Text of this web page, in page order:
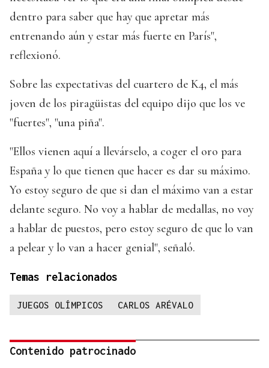
dentro para saber que hay que apretar más
entrenando aún y estar más fuerte en París",
reflexionó.
Sobre las expectativas del cuartero de K4, el más
joven de los piragüistas del equipo dijo que los ve
"fuertes", "una piña".
"Ellos vienen aquí a llevárselo, a coger el oro para
España y lo que tienen que hacer es dar su máximo.
Yo estoy seguro de que si dan el máximo van a estar
delante seguro. No voy a hablar de medallas, no voy
a hablar de puestos, pero estoy seguro de que lo van
a pelear y lo van a hacer genial", señaló.
Temas relacionados
JUEGOS OLÍMPICOS CARLOS ARÉVALO
Contenido patrocinado